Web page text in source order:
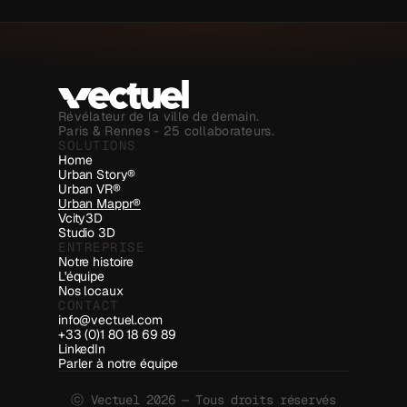
Révélateur de la ville de demain.
Paris & Rennes - 25 collaborateurs.
SOLUTIONS
Home
Urban Story®
Urban VR®
Urban Mappr®
Vcity3D
Studio 3D
ENTREPRISE
Notre histoire
L'équipe
Nos locaux
CONTACT
info@vectuel.com
+33 (0)1 80 18 69 89
LinkedIn
Parler à notre équipe
ⓒ Vectuel 2026 — Tous droits réservés